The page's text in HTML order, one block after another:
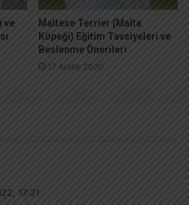
ve
Maltese Terrier (Malta
Köpeği) Eğitim Tavsiyeleri ve
Beslenme Önerileri
17 Aralık 2020
17:21